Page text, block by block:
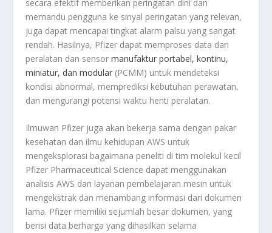
secara efektif memberikan peringatan dini dan
memandu pengguna ke sinyal peringatan yang relevan,
juga dapat mencapai tingkat alarm palsu yang sangat
rendah. Hasilnya, Pfizer dapat memproses data dari
peralatan dan sensormanufaktur portabel, kontinu,
miniatur, dan modular (PCMM) untuk mendeteksi
kondisi abnormal, memprediksi kebutuhan perawatan,
dan mengurangi potensi waktu henti peralatan.
Ilmuwan Pfizer juga akan bekerja sama dengan pakar
kesehatan dan ilmu kehidupan AWS untuk
mengeksplorasi bagaimana peneliti di tim molekul kecil
Pfizer Pharmaceutical Science dapat menggunakan
analisis AWS dan layanan pembelajaran mesin untuk
mengekstrak dan menambang informasi dari dokumen
lama. Pfizer memiliki sejumlah besar dokumen, yang
berisi data berharga yang dihasilkan selama